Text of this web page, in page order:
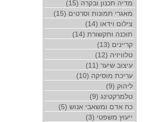
מדיה תכנון ובקרה (15)
מאגרי תמונות וסרטים (15)
צילום וידאו (14)
תוכנה ותקשורת (14)
קריינים (13)
טלוויזיה (12)
עיצוב שיער (11)
עריכת מוסיקה (10)
ליהוק (9)
טלמרקטינג (9)
כח אדם ומשאבי אנוש (5)
ייעוץ משפטי (3)